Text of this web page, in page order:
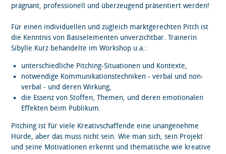
prägnant, professionell und überzeugend präsentiert werden!
Für einen individuellen und zugleich marktgerechten Pitch ist
die Kenntnis von Basiselementen unverzichtbar. Trainerin
Sibylle Kurz behandelte im Workshop u.a.:
unterschiedliche Pitching-Situationen und Kontexte,
notwendige Kommunikationstechniken - verbal und non-
verbal - und deren Wirkung,
die Essenz von Stoffen, Themen, und deren emotionalen
Effekten beim Publikum.
Pitching ist für viele Kreativschaffende eine unangenehme
Hürde, aber das muss nicht sein. Wie man sich, sein Projekt
und seine Motivationen erkennt und thematische wie kreative